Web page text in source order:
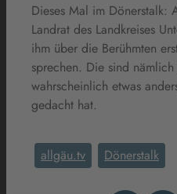
Dieses Mal im
Landrat des Landkreises
ihm über die Berühmten
sprechen. Die sind
wahrscheinlich etwas
gedacht hat.
allgäu.tv Dönerstalk